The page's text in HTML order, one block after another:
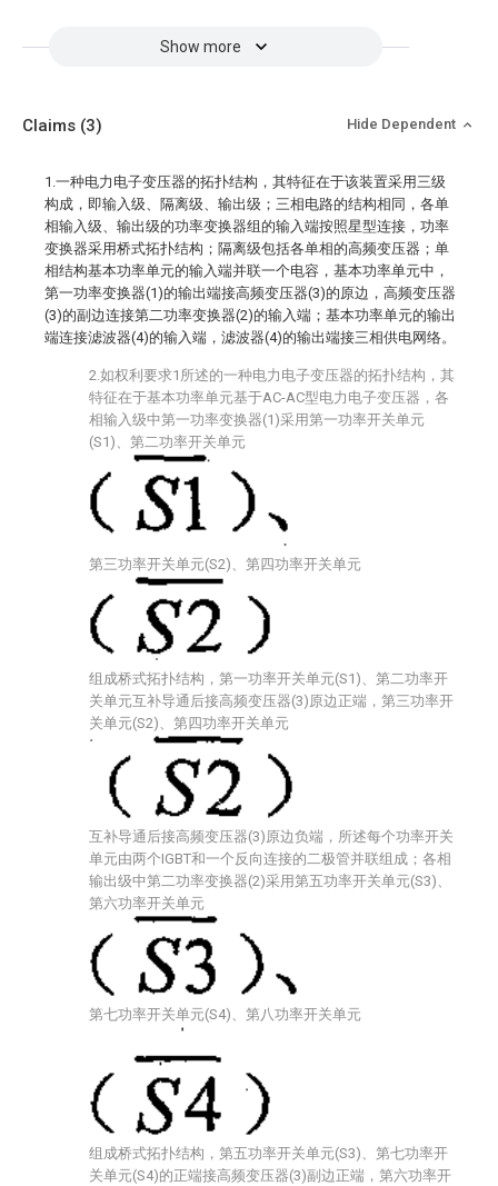
Show more
Claims (3) Hide Dependent
1.一种电力电子变压器的拓扑结构，其特征在于该装置采用三级
构成，即输入级、隔离级、输出级；三相电路的结构相同，各单
相输入级、输出级的功率变换器组的输入端按照星型连接，功率
变换器采用桥式拓扑结构；隔离级包括各单相的高频变压器；单
相结构基本功率单元的输入端并联一个电容，基本功率单元中，
第一功率变换器(1)的输出端接高频变压器(3)的原边，高频变压器
(3)的副边连接第二功率变换器(2)的输入端；基本功率单元的输出
端连接滤波器(4)的输入端，滤波器(4)的输出端接三相供电网络。
2.如权利要求1所述的一种电力电子变压器的拓扑结构，其
特征在于基本功率单元基于AC-AC型电力电子变压器，各
相输入级中第一功率变换器(1)采用第一功率开关单元
(S1)、第二功率开关单元
第三功率开关单元(S2)、第四功率开关单元
组成桥式拓扑结构，第一功率开关单元(S1)、第二功率开
关单元互补导通后接高频变压器(3)原边正端，第三功率开
关单元(S2)、第四功率开关单元
互补导通后接高频变压器(3)原边负端，所述每个功率开关
单元由两个IGBT和一个反向连接的二极管并联组成；各相
输出级中第二功率变换器(2)采用第五功率开关单元(S3)、
第六功率开关单元
第七功率开关单元(S4)、第八功率开关单元
组成桥式拓扑结构，第五功率开关单元(S3)、第七功率开
关单元(S4)的正端接高频变压器(3)副边正端，第六功率开